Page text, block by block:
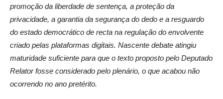
promoção da liberdade de sentença, a proteção da
privacidade, a garantia da segurança do dedo e a resguardo
do estado democrático de recta na regulação do envolvente
criado pelas plataformas digitais. Nascente debate atingiu
maturidade suficiente para que o texto proposto pelo Deputado
Relator fosse considerado pelo plenário, o que acabou não
ocorrendo no ano pretérito.